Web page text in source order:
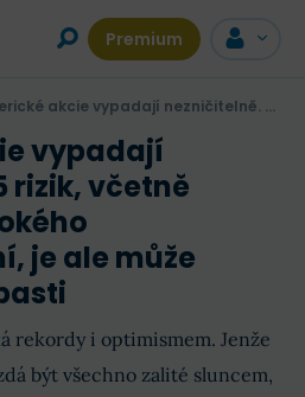
Premium
vypadají nezničitelně. 5 rizik, včetně extremně vysokého nadhodnocení, je ale může poslat do propasti
vypadají
rizik, včetně
je ale může
rekordy i optimismem. Jenže
být všechno zalité sluncem,